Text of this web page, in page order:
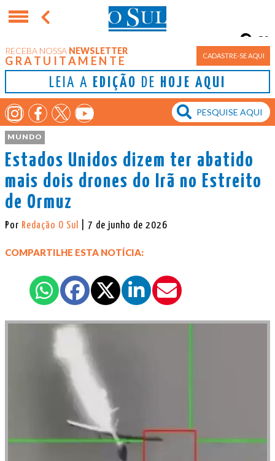
RECEBA NOSSA NEWSLETTER
GRATUITAMENTE CADASTRE-SE AQUI
LEIA A EDIÇÃO DE HOJE AQUI
Porto Alegre
8°
MUNDO
Estados Unidos dizem ter abatido
mais dois drones do Irã no Estreito
de Ormuz
Por Redação O Sul | 7 de junho de 2026
COMPARTILHE ESTA NOTÍCIA: